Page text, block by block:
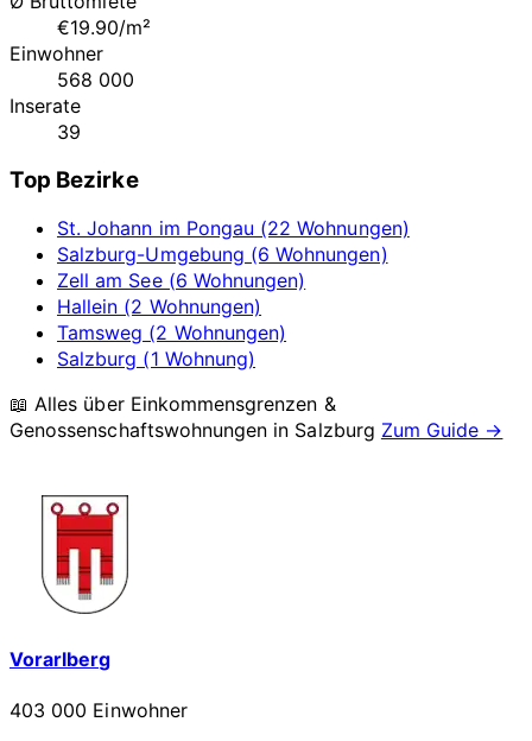
€19.90/m²
Einwohner
568 000
Inserate
39
Top Bezirke
St. Johann im Pongau (22 Wohnungen)
Salzburg-Umgebung (6 Wohnungen)
Zell am See (6 Wohnungen)
Hallein (2 Wohnungen)
Tamsweg (2 Wohnungen)
Salzburg (1 Wohnung)
📖 Alles über Einkommensgrenzen &
Genossenschaftswohnungen in Salzburg Zum Guide →
Vorarlberg
403 000 Einwohner